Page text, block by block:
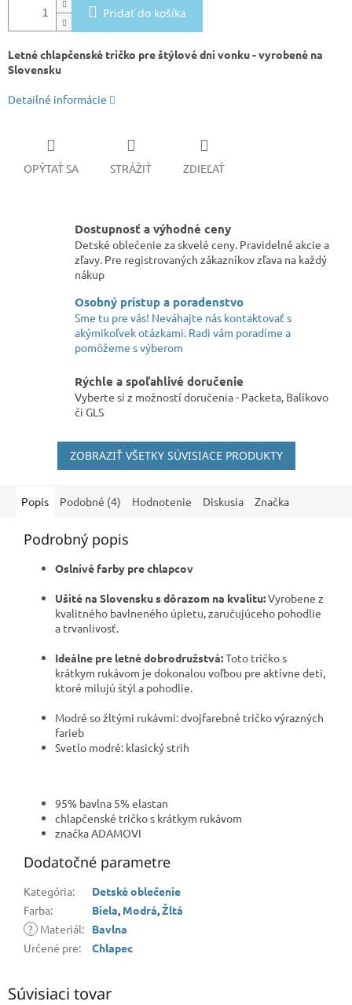
Pridať do košíka
Letné chlapčenské tričko pre štýlové dni vonku - vyrobené na
Slovensku
Detailné informácie
OPÝTAŤ SA STRÁŽIŤ ZDIEĽAŤ
Dostupnosť a výhodné ceny
Detské oblečenie za skvelé ceny. Pravidelné akcie a
zľavy. Pre registrovaných zákazníkov zľava na každý
nákup
Osobný prístup a poradenstvo
Sme tu pre vás! Neváhajte nás kontaktovať s
akýmikoľvek otázkami. Radi vám poradíme a
pomôžeme s výberom
Rýchle a spoľahlivé doručenie
Vyberte si z možností doručenia - Packeta, Balíkovo
či GLS
ZOBRAZIŤ VŠETKY SÚVISIACE PRODUKTY
Popis Podobné (4) Hodnotenie Diskusia Značka
Podrobný popis
Oslnivé farby pre chlapcov
Ušité na Slovensku s dôrazom na kvalitu:Vyrobene z
kvalitného bavlneného úpletu, zaručujúceho pohodlie
a trvanlivosť.
Ideálne pre letné dobrodružstvá:Toto tričko s
krátkym rukávom je dokonalou voľbou pre aktívne deti,
ktoré milujú štýl a pohodlie.
Modré so žltými rukávmi: dvojfarebné tričko výrazných
farieb
Svetlo modré: klasický strih
95% bavlna 5% elastan
chlapčenské tričko s krátkym rukávom
značka ADAMOVI
Dodatočné parametre
Kategória:
Detské oblečenie
Farba: Biela, Modrá,Žltá
? Materiál:
Bavlna
Určené pre: Chlapec
Súvisiaci tovar